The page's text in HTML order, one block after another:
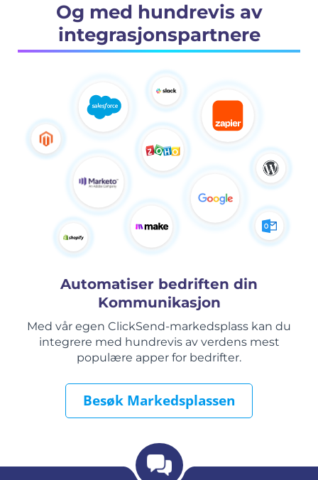
Og med hundrevis av
integrasjonspartnere
Automatiser bedriften din
Kommunikasjon
Med vår egen ClickSend-markedsplass kan du
integrere med hundrevis av verdens mest
populære apper for bedrifter.
Besøk Markedsplassen